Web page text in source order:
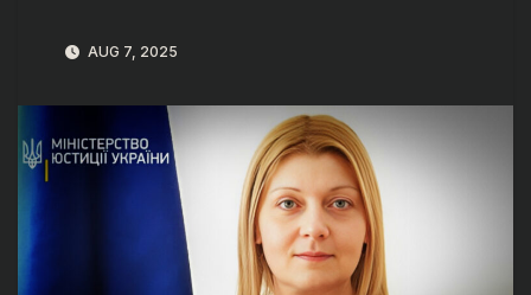
AUG 7, 2025